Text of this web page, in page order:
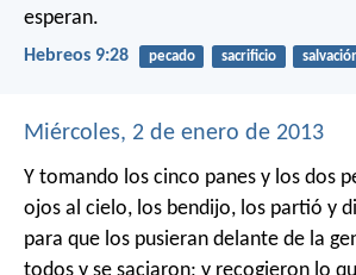
esperan.
Hebreos 9:28 pecado sacrificio
Miércoles, 2 de enero de 2013
Y tomando los cinco panes y los dos
ojos al cielo, los bendijo, los partió y
para que los pusieran delante de la